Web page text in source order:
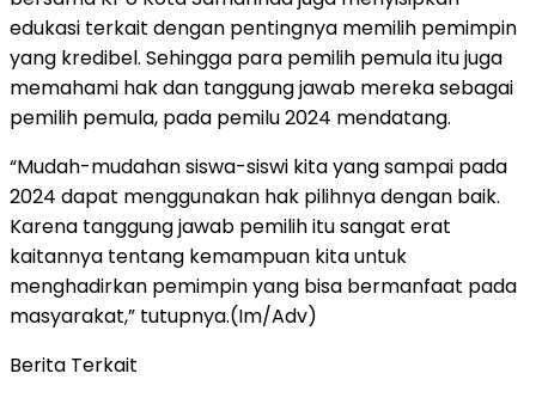
edukasi terkait dengan pentingnya memilih pemimpin
yang kredibel. Sehingga para pemilih pemula itu juga
memahami hak dan tanggung jawab mereka sebagai
pemilih pemula, pada pemilu 2024 mendatang.
“Mudah-mudahan siswa-siswi kita yang sampai pada
2024 dapat menggunakan hak pilihnya dengan baik.
Karena tanggung jawab pemilih itu sangat erat
kaitannya tentang kemampuan kita untuk
menghadirkan pemimpin yang bisa bermanfaat pada
masyarakat,” tutupnya.(Im/Adv)
Berita Terkait